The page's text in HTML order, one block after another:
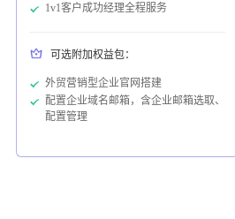
1v1客户成功经理全程服务
可选附加权益包：
外贸营销型企业官网搭建
配置企业域名邮箱，含企业邮箱选取、
配置管理